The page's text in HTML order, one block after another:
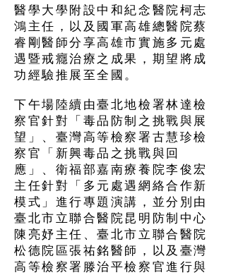
醫學大學附設中和紀念醫院柯志
鴻主任，以及國軍高雄總醫院蔡
睿剛醫師分享高雄市實施多元處
遇暨戒癮治療之成果，期望將成
功經驗推展至全國。
下午場陸續由臺北地檢署林達檢
察官針對「毒品防制之挑戰與展
望」、臺灣高等檢察署古慧珍檢
察官「新興毒品之挑戰與回
應」、衛福部嘉南療養院李俊宏
主任針對「多元處遇網絡合作新
模式」進行專題演講，並分別由
臺北市立聯合醫院昆明防制中心
陳亮妤主任、臺北市立聯合醫院
松德院區張祐銘醫師，以及臺灣
高等檢察署滕治平檢察官進行與